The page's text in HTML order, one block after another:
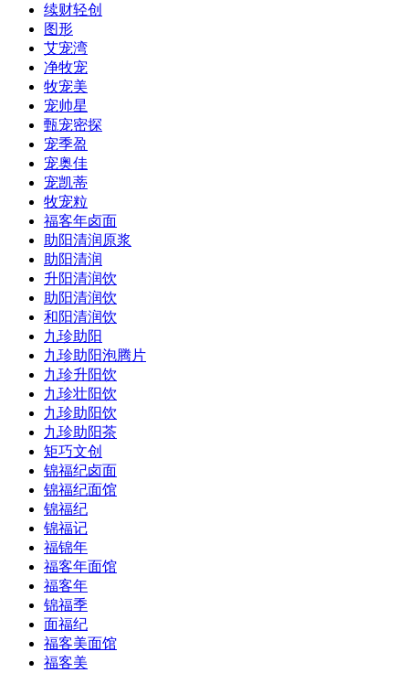
续财轻创
图形
艾宠湾
净牧宠
牧宠美
宠帅星
甄宠密探
宠季盈
宠奥佳
宠凯蒂
牧宠粒
福客年卤面
助阳清润原浆
助阳清润
升阳清润饮
助阳清润饮
和阳清润饮
九珍助阳
九珍助阳泡腾片
九珍升阳饮
九珍壮阳饮
九珍助阳饮
九珍助阳茶
矩巧文创
锦福纪卤面
锦福纪面馆
锦福纪
锦福记
福锦年
福客年面馆
福客年
锦福季
面福纪
福客美面馆
福客美